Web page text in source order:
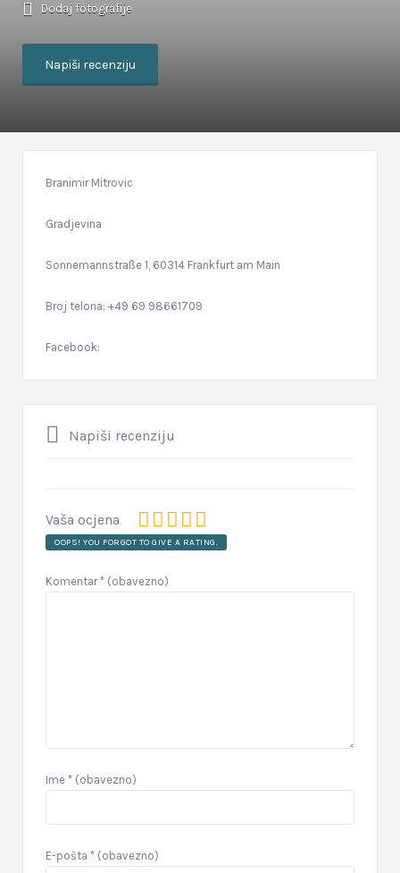
Dodaj fotografije
Napiši recenziju
Branimir Mitrovic
Gradjevina
Sonnemannstraße 1, 60314 Frankfurt am Main
Broj telona: +49 69 98661709
Facebook:
Napiši recenziju
Vaša ocjena
OOPS! YOU FORGOT TO GIVE A RATING.
Komentar* (obavezno)
Ime * (obavezno)
E-pošta * (obavezno)